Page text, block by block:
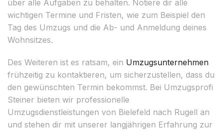
über alle Aufgaben zu behalten. Notiere dir alle
wichtigen Termine und Fristen, wie zum Beispiel den
Tag des Umzugs und die Ab- und Anmeldung deines
Wohnsitzes.
Des Weiteren ist es ratsam, ein Umzugsunternehmen
frühzeitig zu kontaktieren, um sicherzustellen, dass du
den gewünschten Termin bekommst. Bei Umzugsprofi
Steiner bieten wir professionelle
Umzugsdienstleistungen von Bielefeld nach Rugell an
und stehen dir mit unserer langjährigen Erfahrung zur